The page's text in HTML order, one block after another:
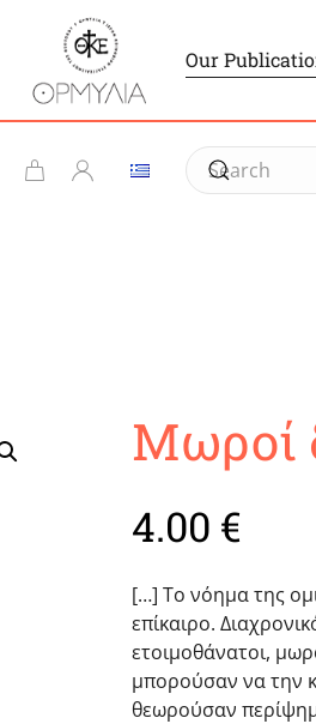
Our
Μωροί
4.00 €
[…] Το νόημα της
επίκαιρο.
ετοιμοθάνατοι,
μπορούσαν να την
θεωρούσαν